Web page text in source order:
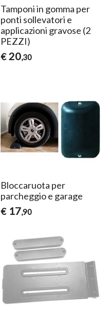
Tamponi in gomma per
ponti sollevatori e
applicazioni gravose (2
PEZZI)
€ 20,30
Bloccaruota per
parcheggio e garage
€ 17,90